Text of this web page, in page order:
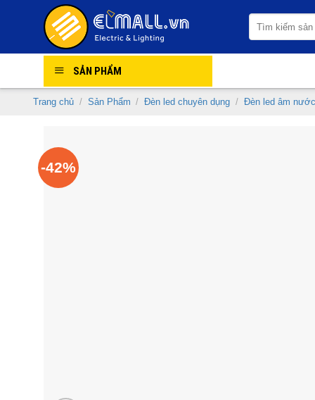
kiếm:
SẢN PHẨM
Trang chủ / Sản Phẩm / Đèn led chuyên dụng / Đèn led âm nước
-42%